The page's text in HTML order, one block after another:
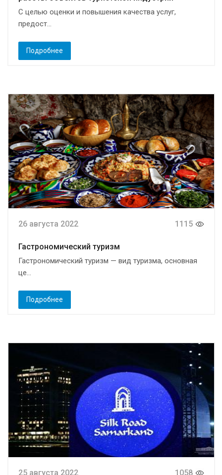
С целью оценки и повышения качества услуг,
предост...
Подробнее
26 августа 2022 1115
Гастрономический туризм
Гастрономический туризм — вид туризма, основная
це...
Подробнее
25 августа 2022 1058